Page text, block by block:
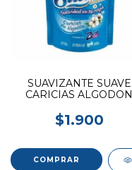
SUAVIZANTE SUAVE
CARICIAS ALGODON
$1.900